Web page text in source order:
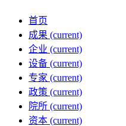
首页
成果 (current)
企业 (current)
设备 (current)
专家 (current)
政策 (current)
院所 (current)
资本 (current)